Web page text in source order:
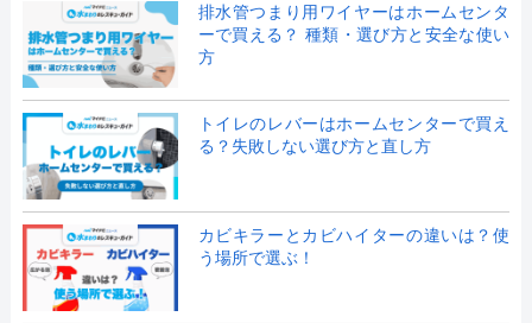
排水管つまり用ワイヤーはホームセンタ
ーで買える？ 種類・選び方と安全な使い
方
トイレのレバーはホームセンターで買え
る？失敗しない選び方と直し方
カビキラーとカビハイターの違いは？使
う場所で選ぶ！